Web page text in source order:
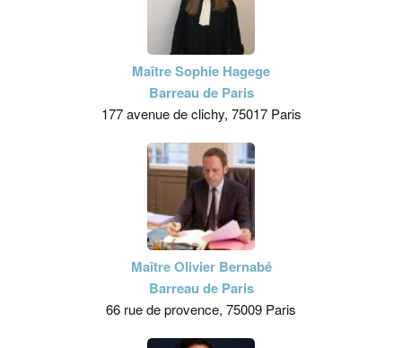
Maître Sophie Hagege
Barreau de Paris
177 avenue de clichy, 75017 Paris
Maître Olivier Bernabé
Barreau de Paris
66 rue de provence, 75009 Paris